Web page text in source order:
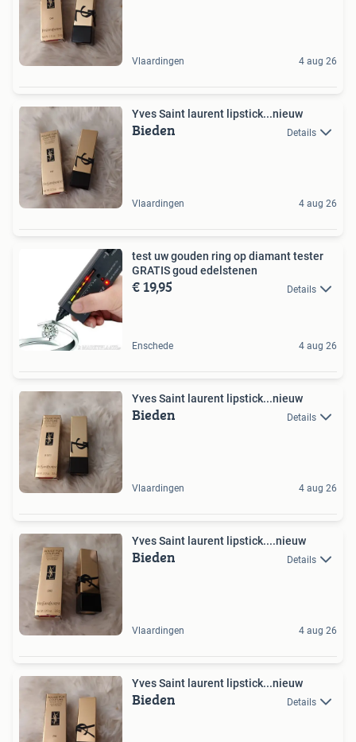
Vlaardingen 4 aug 26
Yves Saint laurent lipstick...nieuw
Bieden Details
Vlaardingen 4 aug 26
test uw gouden ring op diamant tester
GRATIS goud edelstenen
€ 19,95 Details
Enschede 4 aug 26
Yves Saint laurent lipstick...nieuw
Bieden Details
Vlaardingen 4 aug 26
Yves Saint laurent lipstick....nieuw
Bieden Details
Vlaardingen 4 aug 26
Yves Saint laurent lipstick...nieuw
Bieden Details